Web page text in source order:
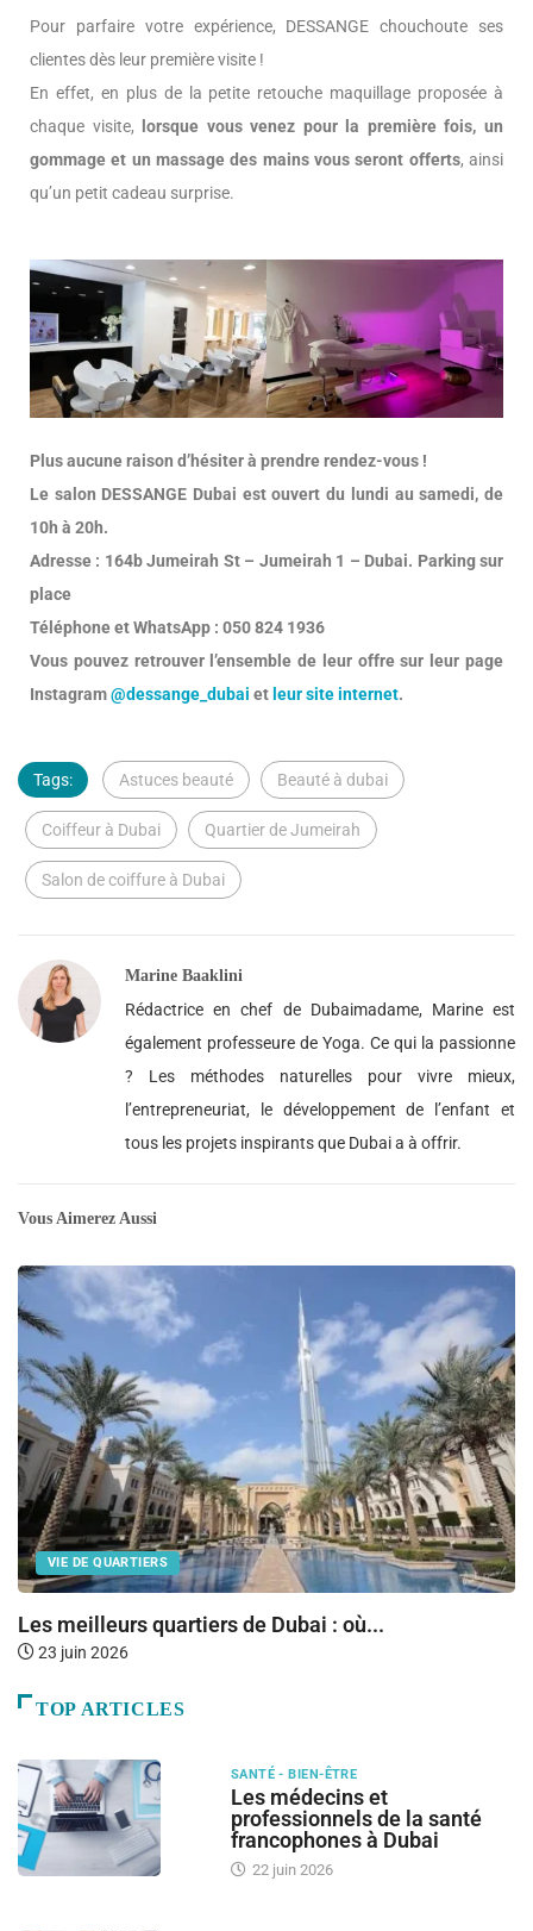
Pour parfaire votre expérience, DESSANGE chouchoute ses
clientes dès leur première visite !
En effet, en plus de la petite retouche maquillage proposée à
chaque visite, lorsque vous venez pour la première fois, un
gommage et un massage des mains vous seront offerts, ainsi
qu’un petit cadeau surprise.
Plus aucune raison d’hésiter à prendre rendez-vous !
Le salon DESSANGE Dubai est ouvert du lundi au samedi, de
10h à 20h.
Adresse : 164b Jumeirah St – Jumeirah 1 – Dubai. Parking sur
place
Téléphone et WhatsApp : 050 824 1936
Vous pouvez retrouver l’ensemble de leur offre sur leur page
Instagram@dessange_dubai et leur site internet.
Tags: Astuces beauté Beauté à dubai
Coiffeur à Dubai Quartier de Jumeirah
Salon de coiffure à Dubai
Marine Baaklini
Rédactrice en chef de Dubaimadame, Marine est
également professeure de Yoga. Ce qui la passionne
? Les méthodes naturelles pour vivre mieux,
l’entrepreneuriat, le développement de l’enfant et
tous les projets inspirants que Dubai a à offrir.
Vous Aimerez Aussi
VIE DE QUARTIERS
Les meilleurs quartiers de Dubai : où...
23 juin 2026
TOP ARTICLES
SANTÉ - BIEN-ÊTRE
Les médecins et
professionnels de la santé
francophones à Dubai
22 juin 2026